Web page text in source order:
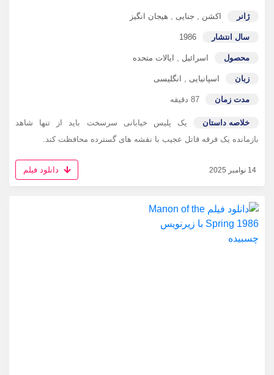
ژانر اکشن , جنایی , هیجان انگیز
سال انتشار 1986
محصول اسرائیل , ایالات متحده
زبان اسپانیایی , انگلیسی
مدت زمان 87 دقیقه
خلاصه داستان
یک پلیس خیابانی سرسخت باید از تنها شاهد
بازمانده یک فرقه قاتل عجیب با نقشه های گسترده محافظت کند.
14 نوامبر 2025 دانلود فیلم